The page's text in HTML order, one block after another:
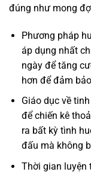
đúng như mong
Phương pháp
áp dụng nhất
ngày để tăng
hơn để đảm
Giáo dục về
để chiến kê
ra bất kỳ tình
đấu mà không
Thời gian luyện